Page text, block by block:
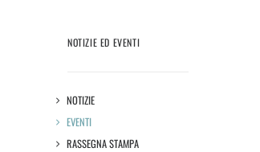
NOTIZIE ED EVENTI
NOTIZIE
EVENTI
RASSEGNA STAMPA